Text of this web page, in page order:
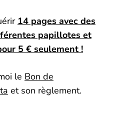
14 pages avec des
papillotes et
5 € seulement !
le Bon de
et son règlement.